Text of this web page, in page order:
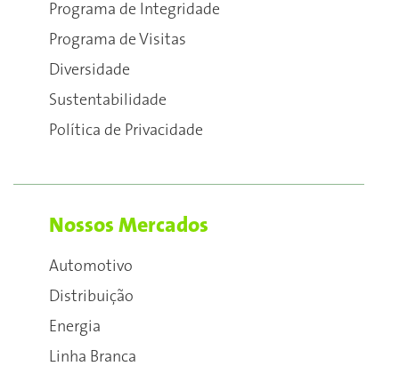
Programa de Integridade
Programa de Visitas
Diversidade
Sustentabilidade
Política de Privacidade
Nossos Mercados
Automotivo
Distribuição
Energia
Linha Branca